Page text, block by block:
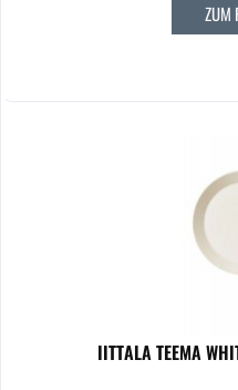
ZUM
IITTALA TEEMA